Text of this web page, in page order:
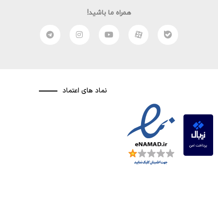
همراه ما باشید!
نماد های اعتماد